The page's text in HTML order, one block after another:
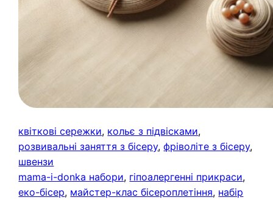
квіткові сережки, кольє з підвісками
розвивальні заняття з бісеру, фріволіте з бісеру
швензи
mama-i-donka набори, гіпоалергенні прикраси
еко-бісер, майстер-клас бісероплетіння, набір